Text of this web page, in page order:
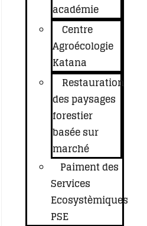
académie
Centre
Agroécologie
Katana
Restauration
des paysages
forestier
basée sur
marché
Paiment des
Services
Ecosystèmiques
PSE